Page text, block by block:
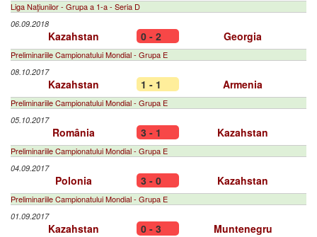
Liga Naţiunilor - Grupa a 1-a - Seria D
06.09.2018
Kazahstan 0 - 2 Georgia
Preliminariile Campionatului Mondial - Grupa E
08.10.2017
Kazahstan 1 - 1 Armenia
Preliminariile Campionatului Mondial - Grupa E
05.10.2017
România 3 - 1 Kazahstan
Preliminariile Campionatului Mondial - Grupa E
04.09.2017
Polonia 3 - 0 Kazahstan
Preliminariile Campionatului Mondial - Grupa E
01.09.2017
Kazahstan 0 - 3 Muntenegru